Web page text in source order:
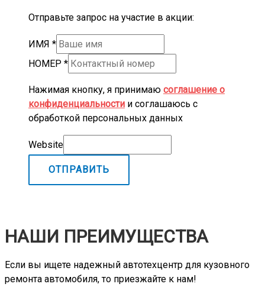
Отправьте запрос на участие в акции:
ИМЯ *
НОМЕР *
Нажимая кнопку, я принимаю соглашение о
конфиденциальности и соглашаюсь с
обработкой персональных данных
Website
ОТПРАВИТЬ
НАШИ ПРЕИМУЩЕСТВА
Если вы ищете надежный автотехцентр для кузовного
ремонта автомобиля, то приезжайте к нам!